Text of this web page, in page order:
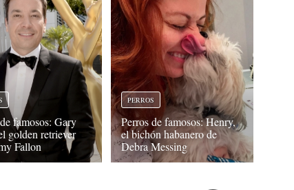
famosos: Gary
golden retriever
Fallon
PERROS
Perros de famosos: Henry,
el bichón habanero de
Debra Messing